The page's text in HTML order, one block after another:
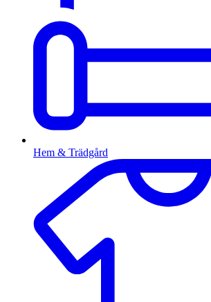
Hem & Trädgård